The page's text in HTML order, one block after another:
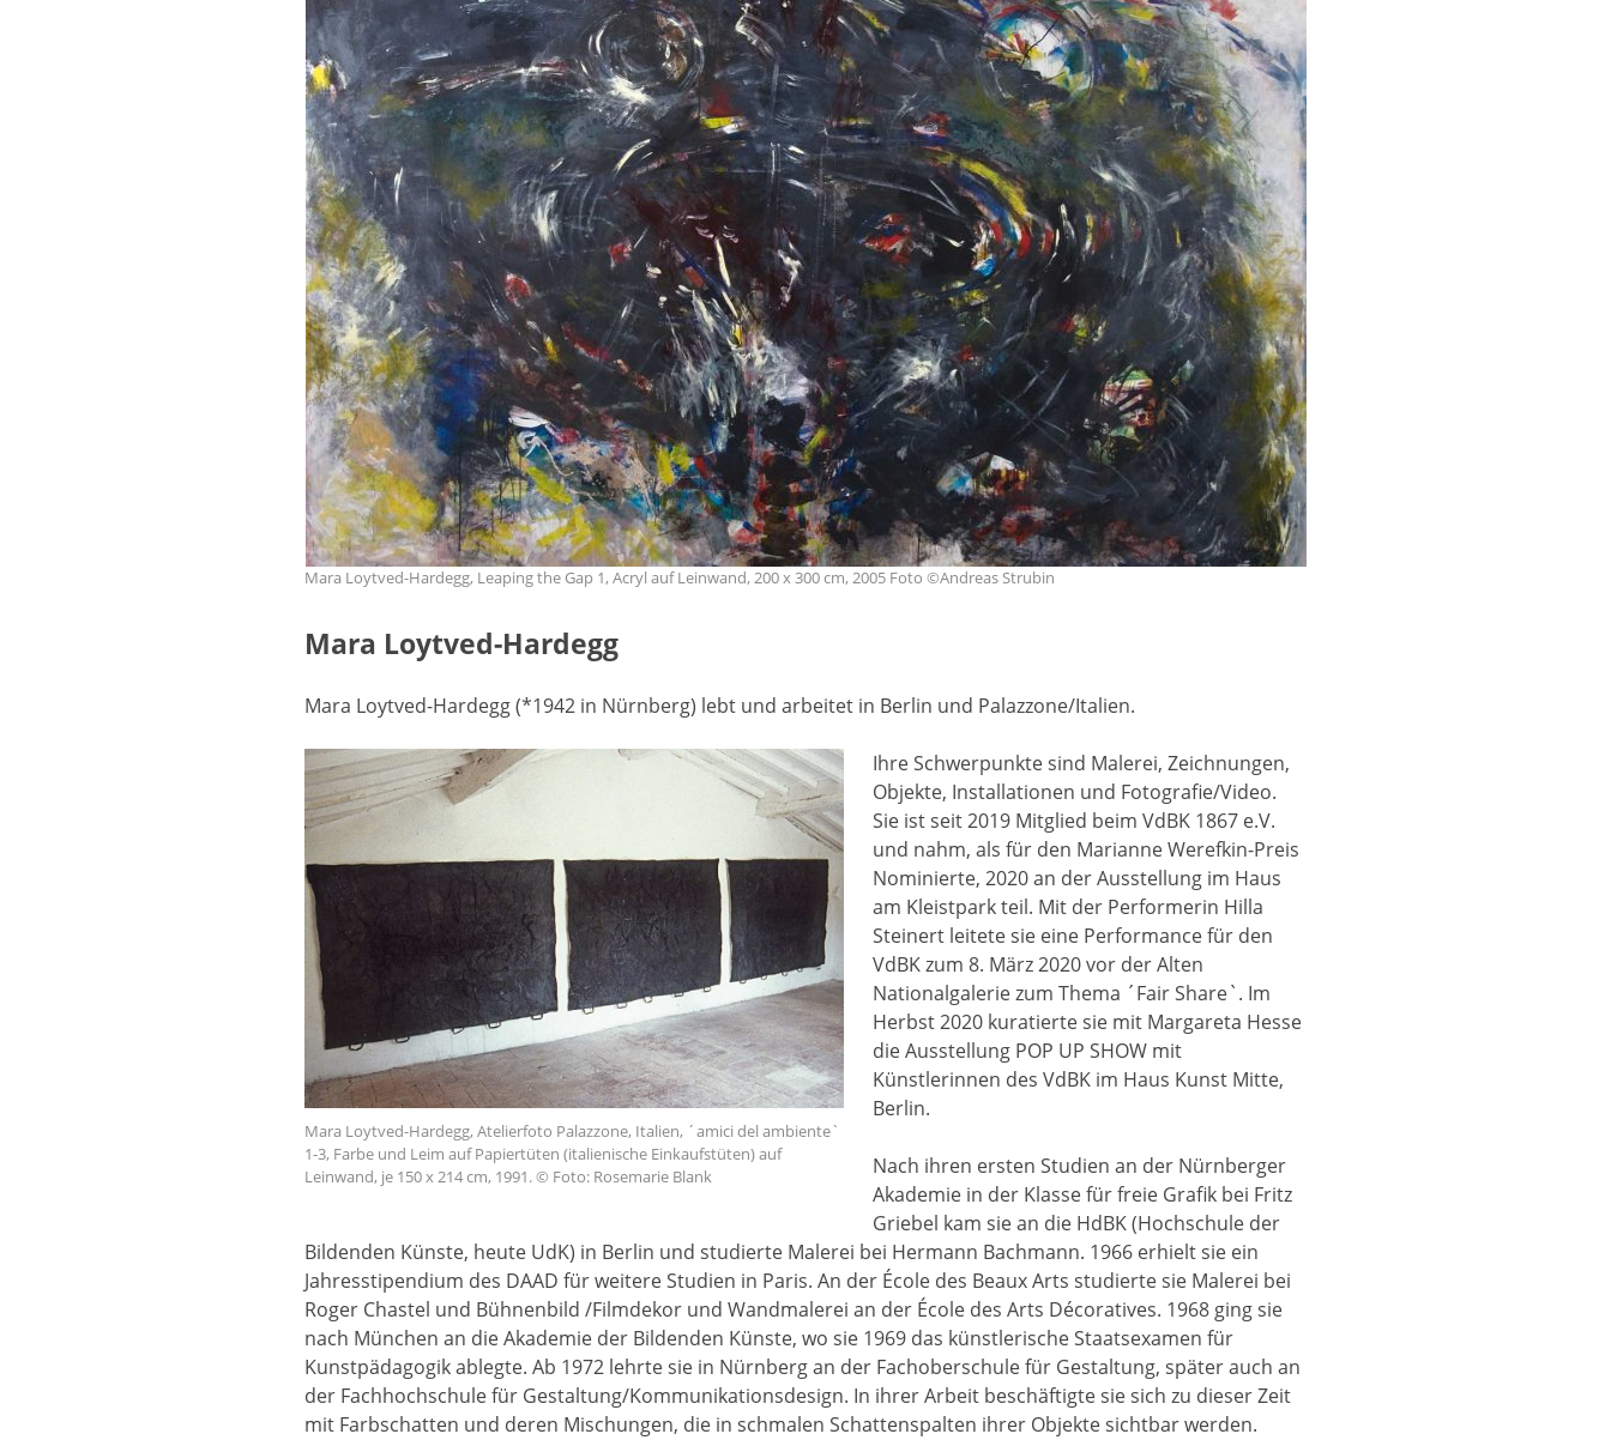
Mara Loytved-Hardegg, Leaping the Gap 1, Acryl auf Leinwand, 200 x 300 cm, 2005 Foto ©Andreas Strubin
Mara Loytved-Hardegg
Mara Loytved-Hardegg (*1942 in Nürnberg) lebt und arbeitet in Berlin und Palazzone/Italien.
Mara Loytved-Hardegg, Atelierfoto Palazzone, Italien, ´amici del ambiente`
1-3, Farbe und Leim auf Papiertüten (italienische Einkaufstüten) auf
Leinwand, je 150 x 214 cm, 1991. © Foto: Rosemarie Blank
Ihre Schwerpunkte sind Malerei, Zeichnungen,
Objekte, Installationen und Fotografie/Video.
Sie ist seit 2019 Mitglied beim VdBK 1867 e.V.
und nahm, als für den Marianne Werefkin-Preis
Nominierte, 2020 an der Ausstellung im Haus
am Kleistpark teil. Mit der Performerin Hilla
Steinert leitete sie eine Performance für den
VdBK zum 8. März 2020 vor der Alten
Nationalgalerie zum Thema ´Fair Share`. Im
Herbst 2020 kuratierte sie mit Margareta Hesse
die Ausstellung POP UP SHOW mit
Künstlerinnen des VdBK im Haus Kunst Mitte,
Berlin.
Nach ihren ersten Studien an der Nürnberger
Akademie in der Klasse für freie Grafik bei Fritz
Griebel kam sie an die HdBK (Hochschule der
Bildenden Künste, heute UdK) in Berlin und studierte Malerei bei Hermann Bachmann. 1966 erhielt sie ein
Jahresstipendium des DAAD für weitere Studien in Paris. An der École des Beaux Arts studierte sie Malerei bei
Roger Chastel und Bühnenbild /Filmdekor und Wandmalerei an der École des Arts Décoratives. 1968 ging sie
nach München an die Akademie der Bildenden Künste, wo sie 1969 das künstlerische Staatsexamen für
Kunstpädagogik ablegte. Ab 1972 lehrte sie in Nürnberg an der Fachoberschule für Gestaltung, später auch an
der Fachhochschule für Gestaltung/Kommunikationsdesign. In ihrer Arbeit beschäftigte sie sich zu dieser Zeit
mit Farbschatten und deren Mischungen, die in schmalen Schattenspalten ihrer Objekte sichtbar werden.